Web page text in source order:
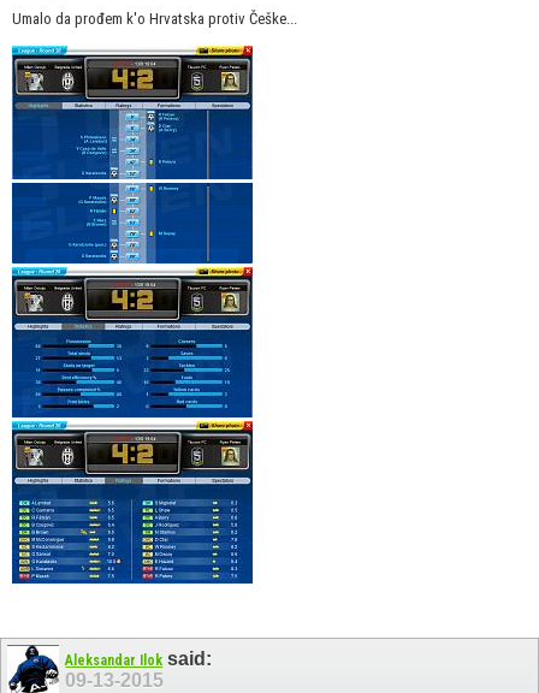
Umalo da prođem k'o Hrvatska protiv Češke...
Aleksandar Ilok said:
09-13-2015